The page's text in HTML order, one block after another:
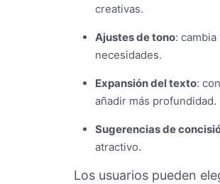
creativas.
Ajustes de tono:
necesidades.
Expansión del texto:
añadir más profundidad.
Sugerencias de
atractivo.
Los usuarios pueden